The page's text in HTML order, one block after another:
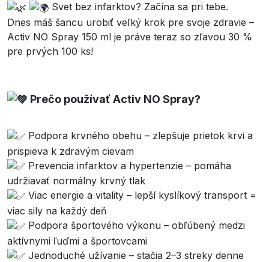
Svet bez infarktov? Začína sa pri tebe.
Dnes máš šancu urobiť veľký krok pre svoje zdravie –
Activ NO Spray 150 ml je práve teraz so zľavou 30 %
pre prvých 100 ks!
Prečo používať Activ NO Spray?
Podpora krvného obehu – zlepšuje prietok krvi a
prispieva k zdravým cievam
Prevencia infarktov a hypertenzie – pomáha
udržiavať normálny krvný tlak
Viac energie a vitality – lepší kyslíkový transport =
viac sily na každý deň
Podpora športového výkonu – obľúbený medzi
aktívnymi ľuďmi a športovcami
Jednoduché užívanie – stačia 2–3 streky denne